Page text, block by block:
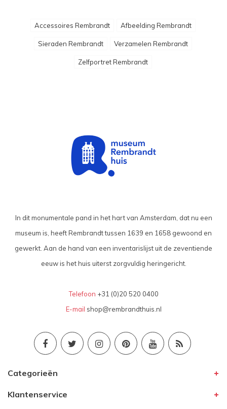
Accessoires Rembrandt Afbeelding Rembrandt
Sieraden Rembrandt Verzamelen Rembrandt
Zelfportret Rembrandt
In dit monumentale pand in het hart van Amsterdam, dat nu een
museum is, heeft Rembrandt tussen 1639 en 1658 gewoond en
gewerkt. Aan de hand van een inventarislijst uit de zeventiende
eeuw is het huis uiterst zorgvuldig heringericht.
Telefoon +31 (0)20 520 0400
E-mail shop@rembrandthuis.nl
Categorieën
Klantenservice